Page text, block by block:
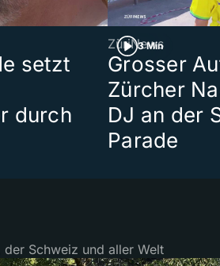
setzt
durch
3 Min
ZüriNews
Grosser
Zürcher
DJ an der
Parade
Schweiz und aller Welt